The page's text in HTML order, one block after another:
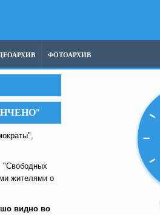
ФОТОАРХИВ
"Свободных
жителями о
видно во